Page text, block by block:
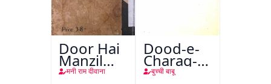
Door Hai
Manzil
Teri
मनी राम दीवाना
Dood-e-
Charag-e-
Mahfil
बुच्ची बाबू